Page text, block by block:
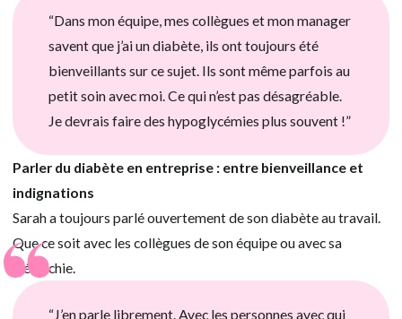
“Dans mon équipe, mes collègues et mon manager
savent que j’ai un diabète, ils ont toujours été
bienveillants sur ce sujet. Ils sont même parfois au
petit soin avec moi. Ce qui n’est pas désagréable.
Je devrais faire des hypoglycémies plus souvent !”
Parler du diabète en entreprise : entre bienveillance et
indignations
Sarah a toujours parlé ouvertement de son diabète au travail.
Que ce soit avec les collègues de son équipe ou avec sa
hiérarchie.
“J’en parle librement. Avec les personnes avec qui